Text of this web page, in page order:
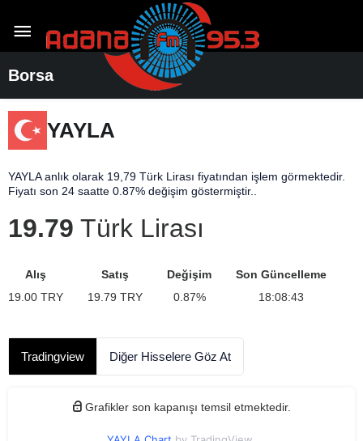
Borsa
YAYLA
YAYLA anlık olarak 19,79 Türk Lirası fiyatından işlem görmektedir.
Fiyatı son 24 saatte 0.87% değişim göstermiştir..
19.79 Türk Lirası
Alış
19.00 TRY
Satış
19.79 TRY
Değişim
0.87%
Son Güncelleme
18:08:43
Tradingview Diğer Hisselere Göz At
Grafikler son kapanışı temsil etmektedir.